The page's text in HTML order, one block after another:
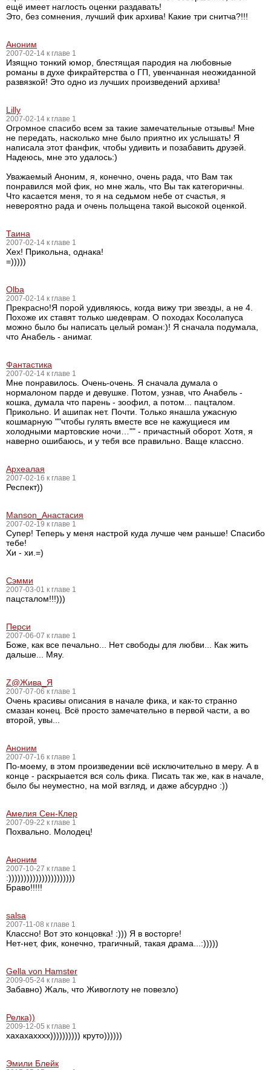
ещё имеет наглость оценки раздавать!
Это, без сомнения, лучший фик архива! Какие три снитча?!!!
Аноним
2007-02-14 к главе 1
Изящно тонкий юмор, блестящая пародия на любовные
романы в духе фикрайтерства о ГП, увенчанная неожиданной
развязкой! Это одно из лучших произведений архива!
Lilly
2007-02-14 к главе 1
Огромное спасибо всем за такие замечательные отзывы! Мне
не передать, насколько мне было приятно их услышать! Я
написала этот фанфик, чтобы удивить и позабавить друзей.
Надеюсь, мне это удалось:)
Уважаемый Аноним, я, конечно, очень рада, что Вам так
понравился мой фик, но мне жаль, что Вы так категоричны.
Что касается меня, то я на седьмом небе от счастья, я
невероятно рада и очень польщена такой высокой оценкой.
Таина
2007-02-14 к главе 1
Хех! Прикольна, однака!
=)))))
Olba
2007-02-14 к главе 1
Прекрасно!Я порой удивляюсь, когда вижу три звезды, а не 4.
Похоже их ставят только шедеврам. О походах Косолапуса
можно было бы написать целый роман:)! Я сначала подумала,
что Анабель - анимаг.
Фантастикa
2007-02-14 к главе 1
Мне понравилось. Очень-очень. Я сначала думала о
нормалоном парде и девушке. Потом, узнав, что Анабель -
кошка, думала что парень - зоофил, а потом... пацталом.
Прикольно. И ашипак нет. Почти. Только янашла ужасную
кошмарную ""чтобы гулять вместе все не кажущиеся им
холодными мартовские ночи…"" - причастный оборот. Хотя, я
наверно ошибаюсь, и у тебя все правильно. Ваще классно.
Археалая
2007-02-16 к главе 1
Респект))
Manson_Анастасия
2007-02-19 к главе 1
Супер! Теперь у меня настрой куда лучше чем раньше! Спасибо
тебе!
Хи - хи.=)
Сэмми
2007-03-01 к главе 1
пацсталом!!!)))
Перси
2007-06-07 к главе 1
Боже, как все печально... Нет свободы для любви... Как жить
дальше... Мяу.
Z@Жива_Я
2007-07-06 к главе 1
Очень красивы описания в начале фика, и как-то странно
смазан конец. Всё просто замечательно в первой части, а во
второй, увы...
Аноним
2007-07-16 к главе 1
По-моему, в этом произведении всё исключительно в меру. А в
конце - раскрыается вся соль фика. Писать так же, как в начале,
было бы неуместно, на мой взгляд, и даже абсурдно :))
Амелия Сен-Клер
2007-09-22 к главе 1
Похвально. Молодец!
Аноним
2007-10-27 к главе 1
:))))))))))))))))))))))
Браво!!!!!
salsa
2007-11-08 к главе 1
Классно! Вот это концовка! :))) Я в восторге!
Нет-нет, фик, конечно, трагичный, такая драма...:)))))
Gella von Hamster
2009-05-24 к главе 1
Забавно) Жаль, что Живоглоту не повезло)
Релка))
2009-12-05 к главе 1
хахахахххх)))))))))) круто))))))
Эмили Блейк